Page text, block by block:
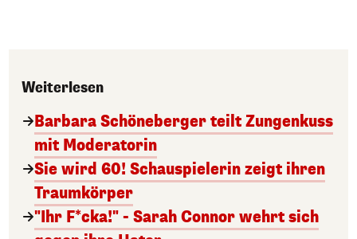
Weiterlesen
Barbara Schöneberger teilt Zungenkuss
mit Moderatorin
Sie wird 60! Schauspielerin zeigt ihren
Traumkörper
"Ihr F*cka!" - Sarah Connor wehrt sich